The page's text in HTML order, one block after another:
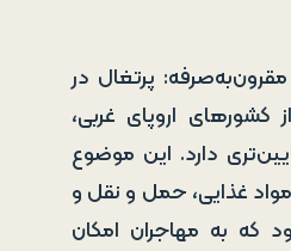
پرتغال در
کشورهای اروپای غربی،
دارد. این موضوع
غذایی، حمل و نقل و
به مهاجران امکان